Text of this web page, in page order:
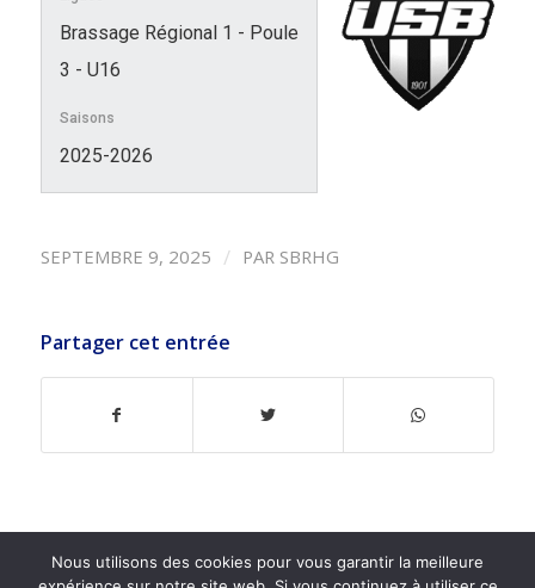
Brassage Régional 1 - Poule
3 - U16
Saisons
2025-2026
SEPTEMBRE 9, 2025 / PAR SBRHG
Partager cet entrée
Nous utilisons des cookies pour vous garantir la meilleure